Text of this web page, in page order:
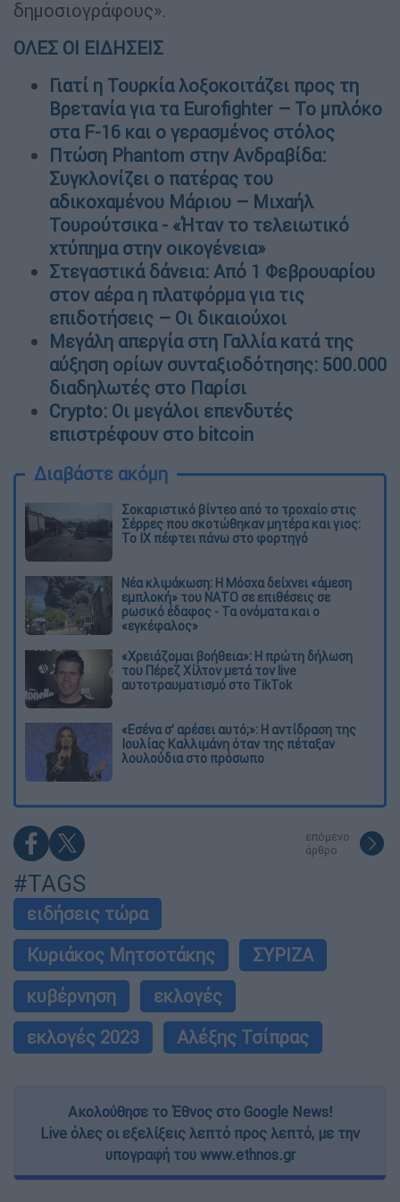
δημοσιογράφους».
ΟΛΕΣ ΟΙ ΕΙΔΗΣΕΙΣ
Γιατί η Τουρκία λοξοκοιτάζει προς τη
Βρετανία για τα Eurofighter – Το μπλόκο
στα F-16 και ο γερασμένος στόλος
Πτώση Phantom στην Ανδραβίδα:
Συγκλονίζει ο πατέρας του
αδικοχαμένου Μάριου – Μιχαήλ
Τουρούτσικα - «Ήταν το τελειωτικό
χτύπημα στην οικογένεια»
Στεγαστικά δάνεια: Από 1 Φεβρουαρίου
στον αέρα η πλατφόρμα για τις
επιδοτήσεις – Οι δικαιούχοι
Μεγάλη απεργία στη Γαλλία κατά της
αύξηση ορίων συνταξιοδότησης: 500.000
διαδηλωτές στο Παρίσι
Crypto: Οι μεγάλοι επενδυτές
επιστρέφουν στο bitcoin
Διαβάστε ακόμη
Σοκαριστικό βίντεο από το τροχαίο στις
Σέρρες που σκοτώθηκαν μητέρα και γιος:
Το ΙΧ πέφτει πάνω στο φορτηγό
Νέα κλιμάκωση: Η Μόσχα δείχνει «άμεση
εμπλοκή» του ΝΑΤΟ σε επιθέσεις σε
ρωσικό έδαφος - Τα ονόματα και ο
«εγκέφαλος»
«Χρειάζομαι βοήθεια»: Η πρώτη δήλωση
του Πέρεζ Χίλτον μετά τον live
αυτοτραυματισμό στο TikTok
«Εσένα σ’ αρέσει αυτό;»: Η αντίδραση της
Ιουλίας Καλλιμάνη όταν της πέταξαν
λουλούδια στο πρόσωπο
επόμενο
άρθρο
#TAGS
ειδήσεις τώρα
Κυριάκος Μητσοτάκης
ΣΥΡΙΖΑ
κυβέρνηση
εκλογές
εκλογές 2023
Αλέξης Τσίπρας
Ακολούθησε το Έθνος στο Google News!
Live όλες οι εξελίξεις λεπτό προς λεπτό, με την
υπογραφή του www.ethnos.gr